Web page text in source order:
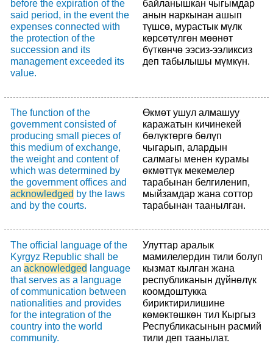
before the expiration of the
said period, in the event the
expenses connected with
the protection of the
succession and its
management exceeded its
value.
байланышкан чыгымдар
анын наркынан ашып
түшсө, мурастык мүлк
көрсөтүлгөн мөөнөт
бүткөнчө ээсиз-ээликсиз
деп табылышы мүмкүн.
The function of the
government consisted of
producing small pieces of
this medium of exchange,
the weight and content of
which was determined by
the government offices and
acknowledged by the laws
and by the courts.
Өкмөт ушул алмашуу
каражатын кичинекей
бөлүктөргө бөлүп
чыгарып, алардын
салмагы менен курамы
өкмөттүк мекемелер
тарабынан белгиленип,
мыйзамдар жана соттор
тарабынан таанылган.
The official language of the
Kyrgyz Republic shall be
an acknowledged language
that serves as a language
of communication between
nationalities and provides
for the integration of the
country into the world
community.
Улуттар аралык
мамилелердин тили болуп
кызмат кылган жана
республиканын дүйнөлүк
коомдоштукка
бириктирилишине
көмөктөшкөн тил Кыргыз
Республикасынын расмий
тили деп таанылат.